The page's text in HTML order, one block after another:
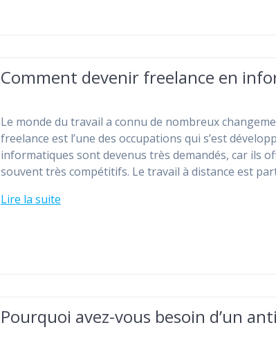
Comment devenir freelance en
Le monde du travail a connu de nombreux
freelance est l’une des occupations qui s’est
informatiques sont devenus très demandés, car ils
souvent très compétitifs. Le travail à distance est
Lire la suite
Pourquoi avez-vous besoin d’un